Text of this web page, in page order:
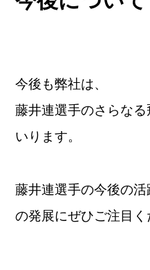
今後も弊社は、
藤井連選手のさらな
いります。
藤井連選手の今後の
の発展にぜひご注目く